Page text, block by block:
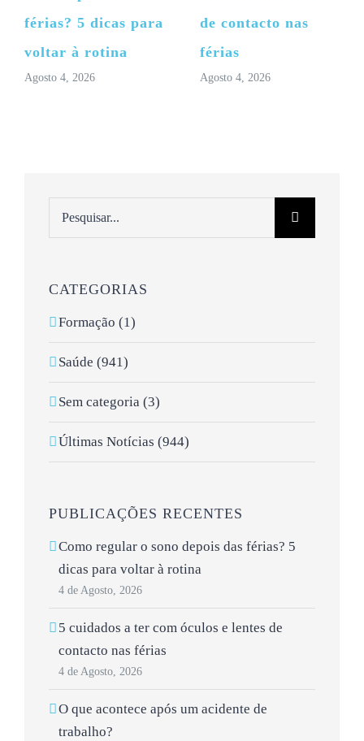
férias? 5 dicas para
voltar à rotina
Agosto 4, 2026
de contacto nas
férias
Agosto 4, 2026
CATEGORIAS
Formação (1)
Saúde (941)
Sem categoria (3)
Últimas Notícias (944)
PUBLICAÇÕES RECENTES
Como regular o sono depois das férias? 5
dicas para voltar à rotina
4 de Agosto, 2026
5 cuidados a ter com óculos e lentes de
contacto nas férias
4 de Agosto, 2026
O que acontece após um acidente de
trabalho?